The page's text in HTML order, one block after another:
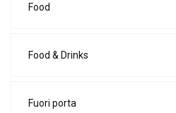
Food
Food & Drinks
Fuori porta